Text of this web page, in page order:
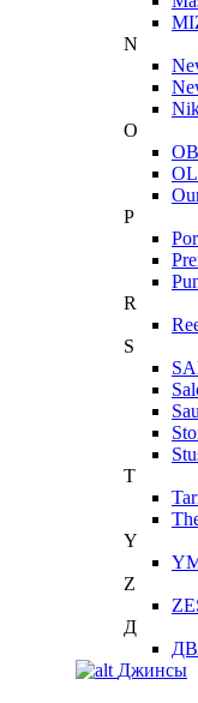
N
O
P
R
S
T
Y
Z
Д
Джинсы